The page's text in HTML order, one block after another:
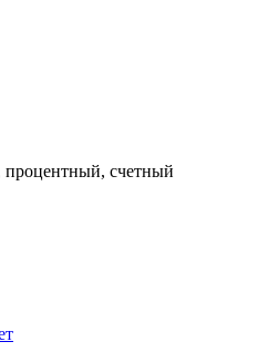
процентный, счетный